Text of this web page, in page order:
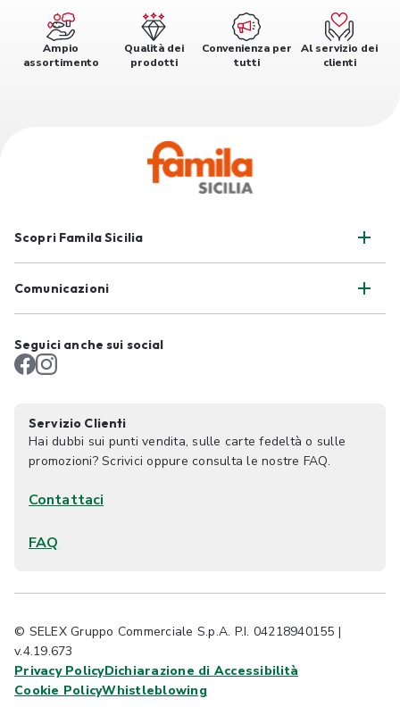
Ampio
assortimento
Qualità dei
prodotti
Convenienza per
tutti
Al servizio dei
clienti
Scopri Famila Sicilia
Comunicazioni
Seguici anche sui social
Servizio Clienti
Hai dubbi sui punti vendita, sulle carte fedeltà o sulle
promozioni? Scrivici oppure consulta le nostre FAQ.
Contattaci
FAQ
© SELEX Gruppo Commerciale S.p.A. P.I. 04218940155 |
v.4.19.673
Privacy PolicyDichiarazione di Accessibilità
Cookie PolicyWhistleblowing